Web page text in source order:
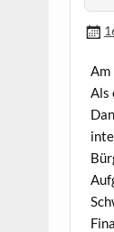
Am
Als